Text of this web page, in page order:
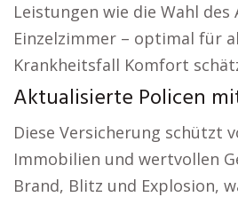
Leistungen wie die Wahl des
Einzelzimmer – optimal für
Krankheitsfall Komfort
Aktualisierte Policen
Diese Versicherung schützt
Immobilien und wertvollen
Brand, Blitz und Explosion,